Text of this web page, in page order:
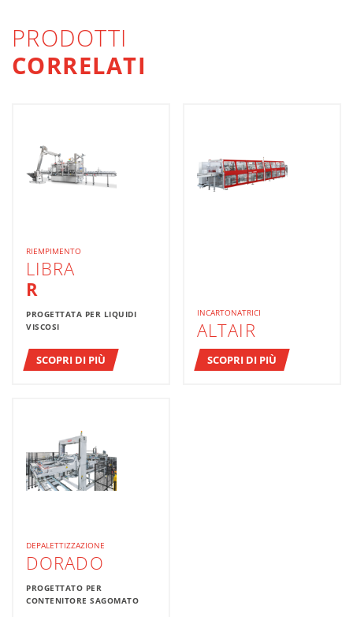
PRODOTTI
CORRELATI
RIEMPIMENTO
LIBRA
R
PROGETTATA PER LIQUIDI
VISCOSI
SCOPRI DI PIÙ
INCARTONATRICI
ALTAIR
SCOPRI DI PIÙ
DEPALETTIZZAZIONE
DORADO
PROGETTATO PER
CONTENITORE SAGOMATO